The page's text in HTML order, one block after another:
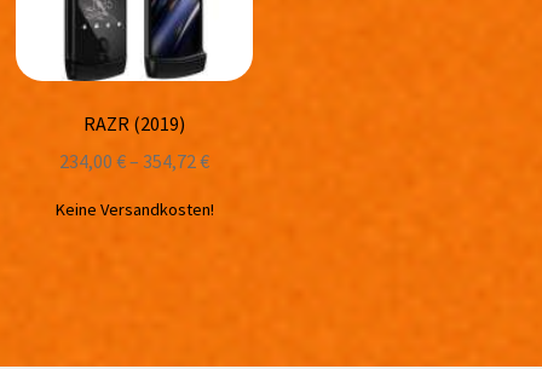
RAZR (2019)
234,00€– 354,72€
Keine Versandkosten!